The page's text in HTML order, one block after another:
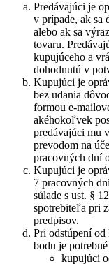
Predávajúci je
v prípade, ak sa
alebo ak sa
tovaru.
kupujúceho a
dohodnutú v
Kupujúci je
bez udania
formou e-
akéhokoľvek
predávajúci mu
prevodom na
pracovných dní
Kupujúci je
7 pracovných
súlade s ust. §
spotrebiteľa pri
predpisov.
Pri odstúpení
bodu je
kupujúci